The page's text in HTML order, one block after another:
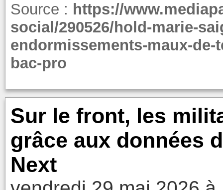
Source : https://
social/290526/hold-marie-
endormissements-maux-de-
bac-pro
Sur le front, les
grâce aux données
Next